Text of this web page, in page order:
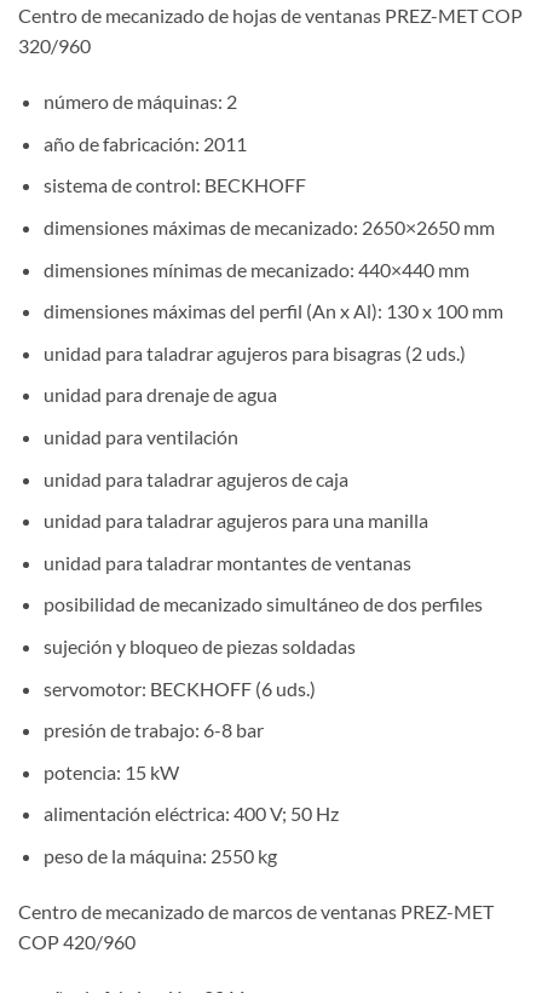
Centro de mecanizado de hojas de ventanas PREZ-MET COP
320/960
número de máquinas: 2
año de fabricación: 2011
sistema de control: BECKHOFF
dimensiones máximas de mecanizado: 2650×2650 mm
dimensiones mínimas de mecanizado: 440×440 mm
dimensiones máximas del perfil (An x Al): 130 x 100 mm
unidad para taladrar agujeros para bisagras (2 uds.)
unidad para drenaje de agua
unidad para ventilación
unidad para taladrar agujeros de caja
unidad para taladrar agujeros para una manilla
unidad para taladrar montantes de ventanas
posibilidad de mecanizado simultáneo de dos perfiles
sujeción y bloqueo de piezas soldadas
servomotor: BECKHOFF (6 uds.)
presión de trabajo: 6-8 bar
potencia: 15 kW
alimentación eléctrica: 400 V; 50 Hz
peso de la máquina: 2550 kg
Centro de mecanizado de marcos de ventanas PREZ-MET
COP 420/960